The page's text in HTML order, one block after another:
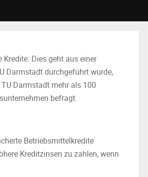
Dies geht aus einer
Darmstadt durchgeführt wurde,
Darmstadt mehr als 100
befragt.
Betriebsmittelkredite
Kreditzinsen zu zahlen, wenn